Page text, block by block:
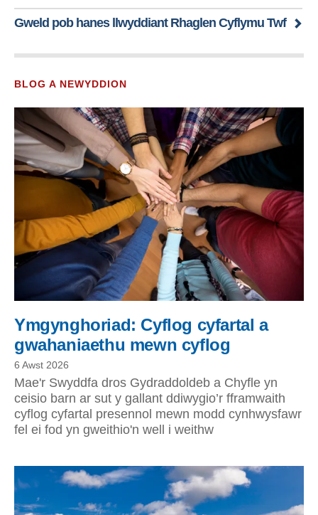
Gweld pob hanes llwyddiant Rhaglen Cyflymu Twf
BLOG A NEWYDDION
Ymgynghoriad: Cyflog cyfartal a
gwahaniaethu mewn cyflog
6 Awst 2026
Mae'r Swyddfa dros Gydraddoldeb a Chyfle yn
ceisio barn ar sut y gallant ddiwygio’r fframwaith
cyflog cyfartal presennol mewn modd cynhwysfawr
fel ei fod yn gweithio'n well i weithw